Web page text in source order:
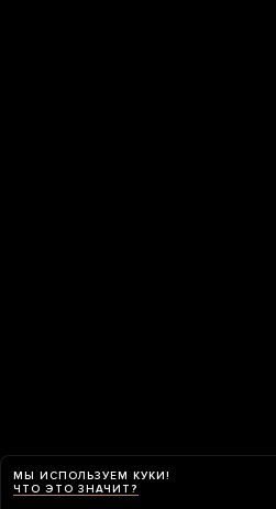
МЫ ИСПОЛЬЗУЕМ КУКИ!
ЧТО ЭТО ЗНАЧИТ?